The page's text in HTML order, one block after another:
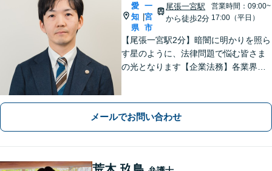
愛
知
県
|
一
宮
市
尾張一宮駅
から徒歩2分
営業時間：09:00~
17:00（平日）
【尾張一宮駅2分】暗闇に明かりを照ら
す星のように、法律問題で悩む皆さま
の光となります【企業法務】各業界特
拠収集・協議前〜紛争段階、どのフェ
ーズにも対応【完全個室】
メールでお問い合わせ